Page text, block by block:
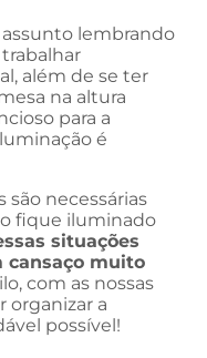
assunto lembrando
além de se ter
na altura
para a
é
são necessárias
fique iluminado
situações
cansaço muito
com as nossas
organizar a
possível!